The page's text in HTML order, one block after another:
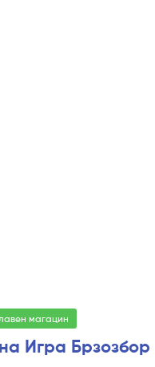
магацин
Игра Брзозбор